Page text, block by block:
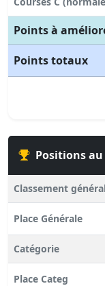
Points à
Points totaux
Positions
Classement
Place Générale
Catégorie
Place Categ